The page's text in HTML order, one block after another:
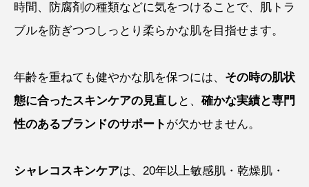
時間、防腐剤の種類などに気をつけることで、肌トラ
ブルを防ぎつつしっとり柔らかな肌を目指せます。
年齢を重ねても健やかな肌を保つには、 その時の肌状
態に合ったスキンケアの見直し と、 確かな実績と専門
性のあるブランドのサポート が欠かせません。
シャレコスキンケアは、20年以上敏感肌・乾燥肌・